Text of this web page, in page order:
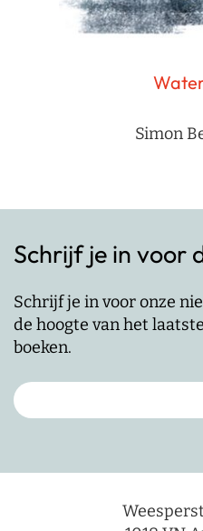
Simon
Schrijf je in voor
Schrijf je in voor onze
de hoogte van het
boeken.